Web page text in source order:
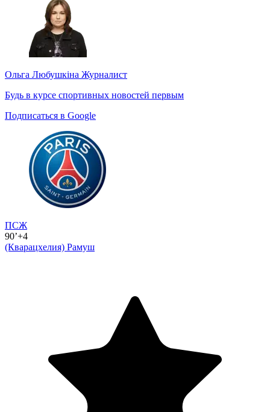
Ольга Любушкіна Журналист
Будь в курсе спортивных новостей первым
Подписаться в Google
ПСЖ
90’+4
(Кварацхелия) Рамуш